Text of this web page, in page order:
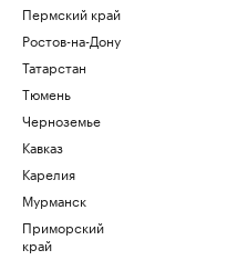
Пермский край
Ростов-на-Дону
Татарстан
Тюмень
Черноземье
Кавказ
Карелия
Мурманск
Приморский
край